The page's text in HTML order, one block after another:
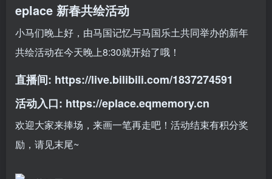
eplace 新春共绘活动
小马们晚上好，由马国记忆与马国乐土共同举办的新年
共绘活动在今天晚上8:30就开始了哦！
直播间: https://live.bilibili.com/1837274591
活动入口: https://eplace.eqmemory.cn
欢迎大家来捧场，来画一笔再走吧！活动结束有积分奖
励，请见末尾~